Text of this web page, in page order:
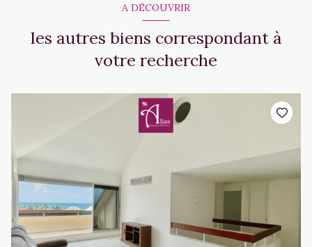
A DÉCOUVRIR
les autres biens correspondant à
votre recherche